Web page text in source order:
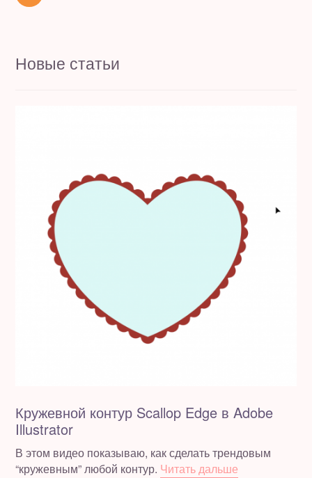
Новые статьи
Кружевной контур Scallop Edge в Adobe
Illustrator
В этом видео показываю, как сделать трендовым
“кружевным” любой контур. Читать дальше